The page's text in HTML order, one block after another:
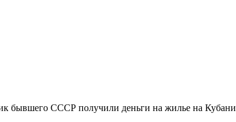
бывшего СССР получили деньги на жилье на Кубани